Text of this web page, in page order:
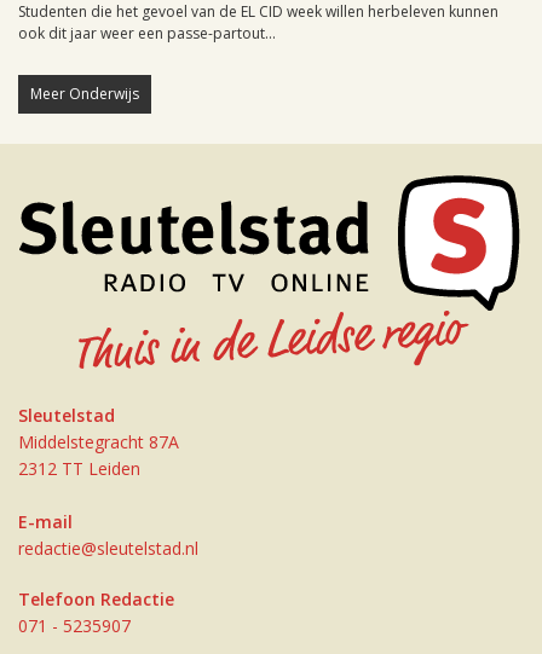
Studenten die het gevoel van de EL CID week willen herbeleven kunnen
ook dit jaar weer een passe-partout...
Meer Onderwijs
Sleutelstad
Middelstegracht 87A
2312 TT Leiden
E-mail
redactie@sleutelstad.nl
Telefoon Redactie
071 - 5235907